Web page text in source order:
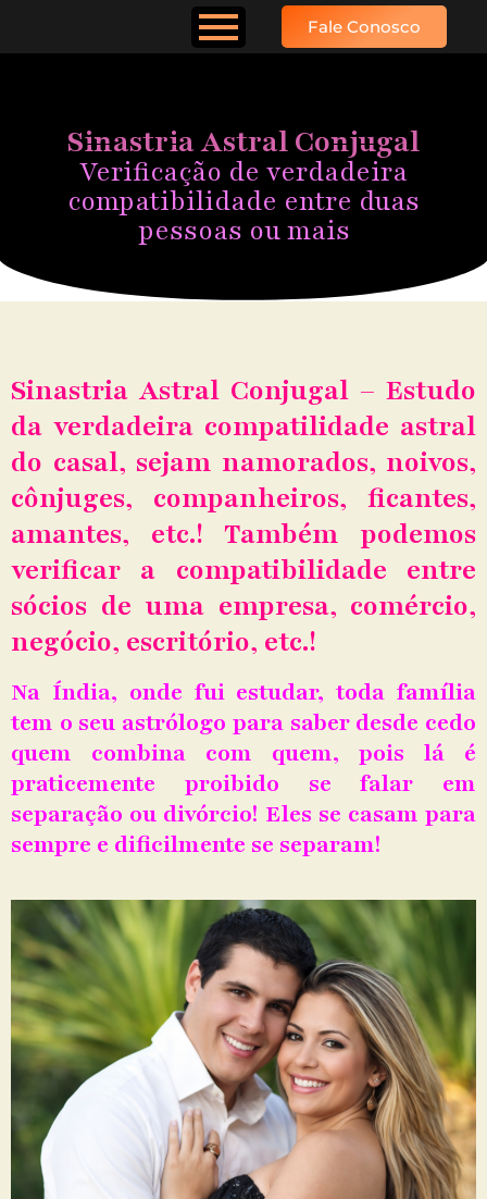
Fale Conosco
Conjugal
Sinastria Astral Conjugal
Verificação de verdadeira
compatibilidade entre duas
pessoas ou mais
Sinastria Astral Conjugal – Estudo
da verdadeira compatilidade astral
do casal, sejam namorados, noivos,
cônjuges, companheiros, ficantes,
amantes, etc.! Também podemos
verificar a compatibilidade entre
sócios de uma empresa, comércio,
negócio, escritório, etc.!
Na Índia, onde fui estudar, toda família
tem o seu astrólogo para saber desde cedo
quem combina com quem, pois lá é
praticemente proibido se falar em
separação ou divórcio! Eles se casam para
sempre e dificilmente se separam!